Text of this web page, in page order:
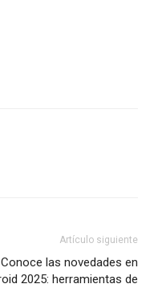
Artículo siguiente
Conoce las novedades en
2025: herramientas de